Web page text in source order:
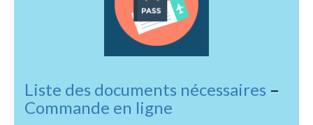
Liste des documents nécessaires –
Commande en ligne